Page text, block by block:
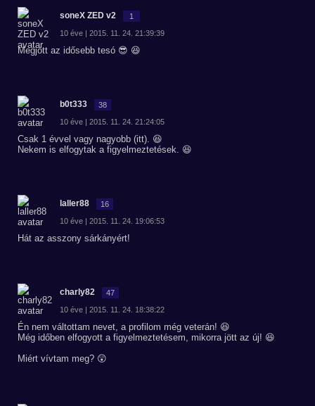
soneX ZED v2 1
10 éve | 2015. 11. 24. 21:39:39
Megjött az idősebb tesó 😎 😆
b0t333 38
10 éve | 2015. 11. 24. 21:24:05
Csak 1 évvel vagy nagyobb (itt). 😆
Nekem is elfogytak a figyelmeztetések. 😆
laller88 16
10 éve | 2015. 11. 24. 19:06:53
Hát az asszony sárkányért!
charly82 47
10 éve | 2015. 11. 24. 18:38:22
Én nem váltottam nevet, a profilom még veterán! 😆
Még időben elfogyott a figyelmeztetésem, mikorra jött az új! 😆
Miért vívtam meg? 😲